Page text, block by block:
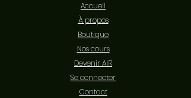
Accueil
À propos
Boutique
Nos cours
Devenir AIR
Se connecter
Contact